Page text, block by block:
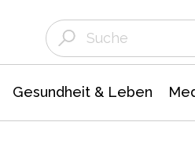
Gesundheit & Leben